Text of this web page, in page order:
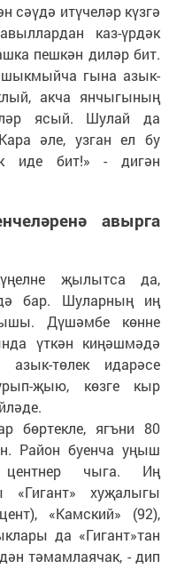
сәүдә итүчеләр күзгә
каз-үрдәк
пешкән диләр бит.
гына азык-
акча янчыгының
ясый. Шулай да
әле, узган ел бу
иде бит!» - дигән
авырга
җылытса да,
бар. Шуларның иң
Дүшәмбе көнне
үткән киңәшмәдә
төлек идарәсе
җыю, көзге кыр
бөртекле, ягъни 80
Район буенча уңыш
центнер чыга. Иң
«Гигант» хуҗалыгы
«Камский» (92),
да «Гигант»тан
тәмамлаячак, - дип